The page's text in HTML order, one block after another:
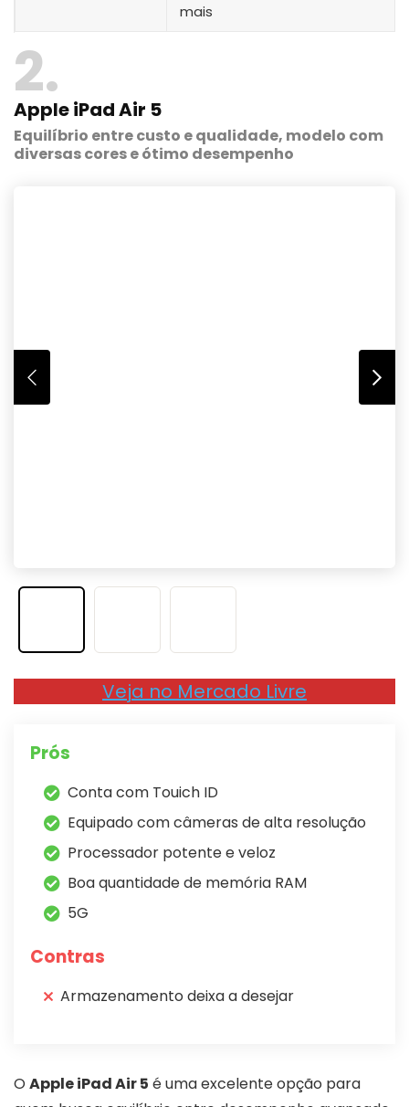
mais
2
Apple iPad Air 5
Equilíbrio entre custo e qualidade, modelo com
diversas cores e ótimo desempenho
Veja no Mercado Livre
Prós
Conta com Touich ID
Equipado com câmeras de alta resolução
Processador potente e veloz
Boa quantidade de memória RAM
5G
Contras
Armazenamento deixa a desejar
O Apple iPad Air 5 é uma excelente opção para